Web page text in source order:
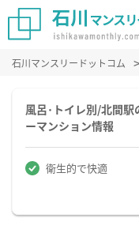
石川マンスリードットコム
風呂･トイレ別/北間
ーマンション情報
衛生的で快適